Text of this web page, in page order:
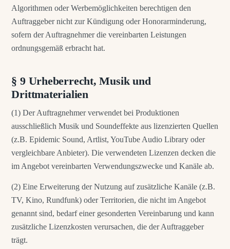
Algorithmen oder Werbemöglichkeiten berechtigen den
Auftraggeber nicht zur Kündigung oder Honorarminderung,
sofern der Auftragnehmer die vereinbarten Leistungen
ordnungsgemäß erbracht hat.
§ 9 Urheberrecht, Musik und
Drittmaterialien
(1) Der Auftragnehmer verwendet bei Produktionen
ausschließlich Musik und Soundeffekte aus lizenzierten Quellen
(z.B. Epidemic Sound, Artlist, YouTube Audio Library oder
vergleichbare Anbieter). Die verwendeten Lizenzen decken die
im Angebot vereinbarten Verwendungszwecke und Kanäle ab.
(2) Eine Erweiterung der Nutzung auf zusätzliche Kanäle (z.B.
TV, Kino, Rundfunk) oder Territorien, die nicht im Angebot
genannt sind, bedarf einer gesonderten Vereinbarung und kann
zusätzliche Lizenzkosten verursachen, die der Auftraggeber
trägt.